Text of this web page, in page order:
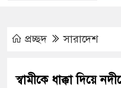
প্রচ্ছদ সারাদেশ
স্বামীকে ধাক্কা দিয়ে